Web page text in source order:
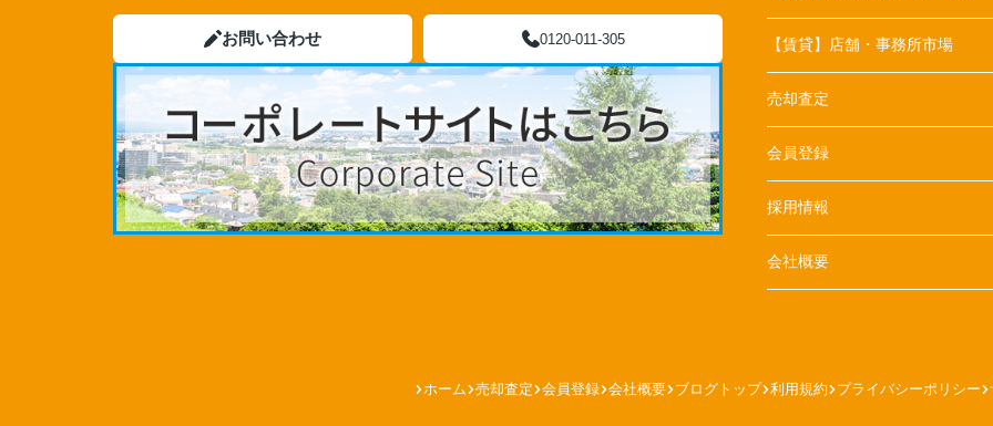
お問い合わせ 0120-011-305 【賃貸】店舗・事務所市場
売却査定
会員登録
採用情報
会社概要
ホーム 売却査定 会員登録 会社概要 ブログトップ 利用規約 プライバシーポリシー